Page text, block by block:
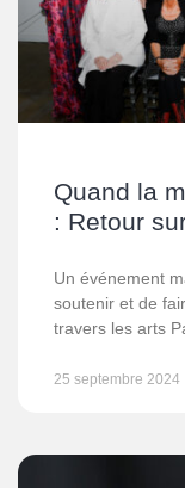
Quand la
: Retour
Un événement
soutenir et de
travers les arts
25 septembre 2024